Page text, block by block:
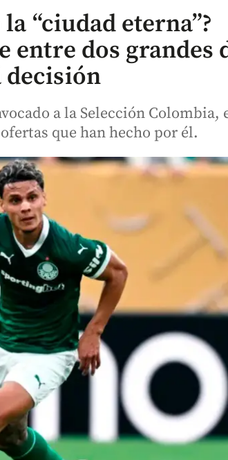
“ciudad eterna”?
entre dos grandes
decisión
a la Selección Colombia,
que han hecho por él.